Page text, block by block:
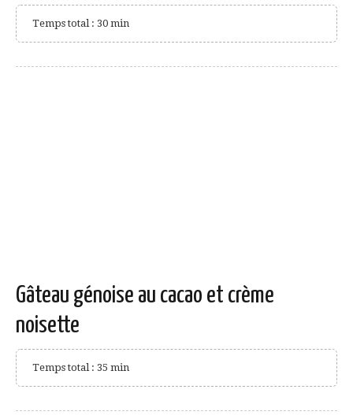
Temps total : 30 min
Gâteau génoise au cacao et crème
noisette
Temps total : 35 min